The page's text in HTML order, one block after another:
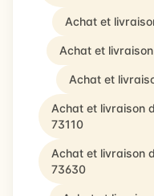
Achat et
Achat et
Achat et
Achat et livraison
73110
Achat et livraison
73630